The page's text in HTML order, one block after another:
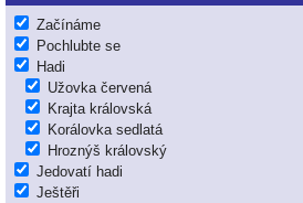
Začínáme
Pochlubte se
Hadi
Užovka červená
Krajta královská
Korálovka sedlatá
Hroznýš královský
Jedovatí hadi
Ještěři